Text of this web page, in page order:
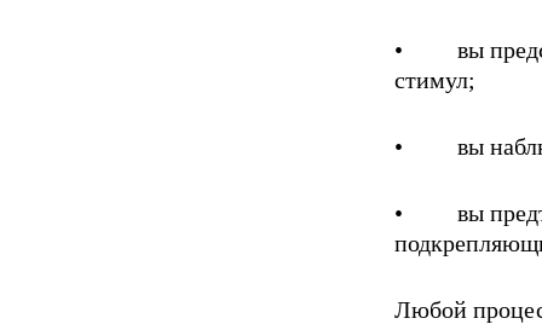
• вы
стимул;
• вы
• вы
Любой